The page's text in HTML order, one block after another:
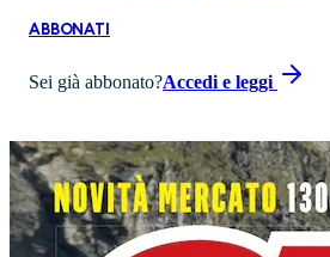
ABBONATI
Sei già abbonato?Accedi e leggi